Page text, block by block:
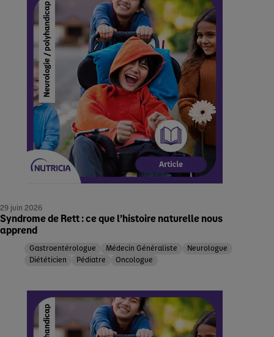
29 juin 2026
Syndrome de Rett : ce que l’histoire naturelle nous
apprend
Gastroentérologue Médecin Généraliste
Neurologue
Diététicien
Pédiatre Oncologue